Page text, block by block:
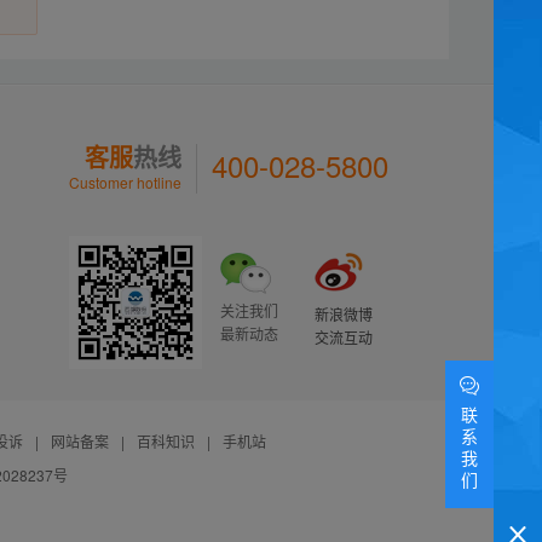
客服热线
Customer hotline 400-028-5800
关注我们
最新动态
新浪微博
交流互动
诉 | 网站备案 | 百科知识 |
手机站
号
联
系
我
们